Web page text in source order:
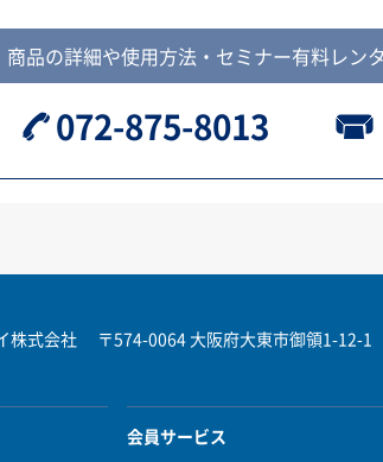
商品の詳細や使用方法・セミナー有料レン
072-875-8013
株式会社 〒574-0064 大阪府大東市御領1-12-1
会員サービス